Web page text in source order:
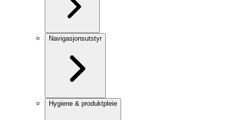
Navigasjonsutstyr
Hygiene & produktpleie